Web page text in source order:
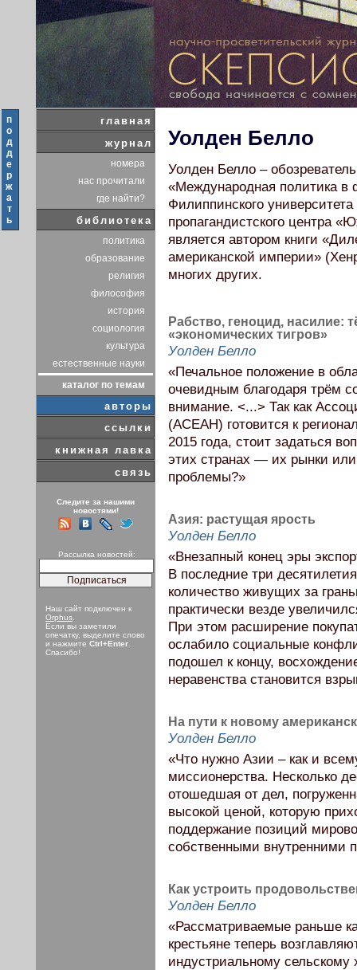
п
о
д
д
е
р
ж
а
т
ь
главная
журнал
номера
нас прочитали
где найти?
библиотека
политика
образование
религия
философия
история
социология
культура
естественные науки
каталог по темам
авторы
ссылки
книжная лавка
связь
Следите за нашими
новостями!
Рассылка новостей:
Наш сайт подключен к
Orphus
Если вы заметили
опечатку, выделите слово
и нажмите Ctrl+Enter
Спасибо!
Уолден Белло
Уолден Белло –
«Международная политика в
Филиппинского
пропагандистского центра
является автором книги
американской империи»
многих других.
Рабство, геноцид, насилие:
«экономических тигров»
Уолден Белло
«Печальное положение в
очевидным благодаря трём
внимание. <...> Так как
(АСЕАН) готовится к
2015 года, стоит задаться
этих странах — их рынки
проблемы?»
Азия: растущая ярость
Уолден Белло
«Внезапный конец эры
В последние три
количество живущих за
практически везде
При этом расширение
ослабило социальные
подошел к концу,
неравенства становится
На пути к новому
Уолден Белло
«Что нужно Азии – как и
миссионерства. Несколько
отошедшая от дел,
высокой ценой, которую
поддержание позиций
собственными внутренними
Как устроить
Уолден Белло
«Рассматриваемые раньше
крестьяне теперь
индустриальному сельскому